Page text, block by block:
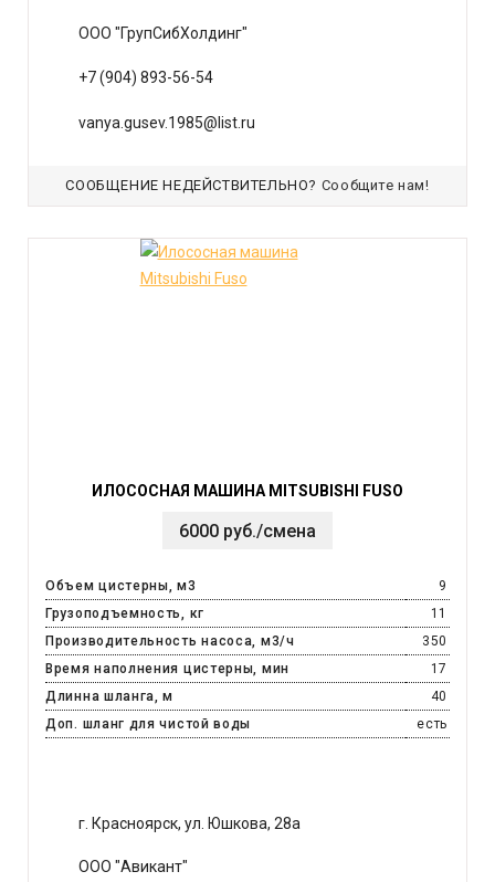
ООО "ГрупСибХолдинг"
+7 (904) 893-56-54
vanya.gusev.1985@list.ru
СООБЩЕНИЕ НЕДЕЙСТВИТЕЛЬНО? Сообщите нам!
ИЛОСОСНАЯ МАШИНА MITSUBISHI FUSO
6000 руб./смена
Объем цистерны, м3
9
Грузоподъемность, кг
11
Производительность насоса, м3/ч
350
Время наполнения цистерны, мин
17
Длинна шланга, м
40
Доп. шланг для чистой воды
есть
г. Красноярск, ул. Юшкова, 28а
ООО "Авикант"